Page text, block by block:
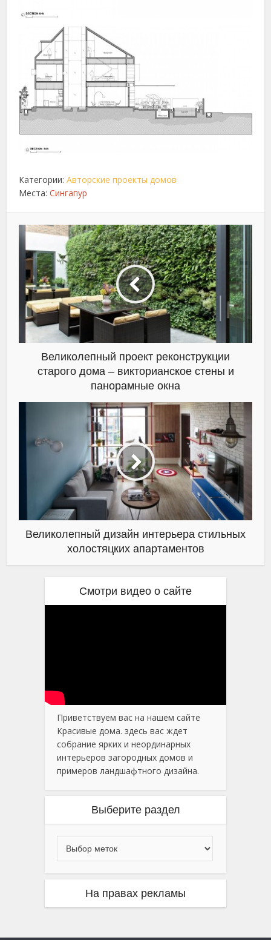
Категории:Авторские проекты домов
Места:Сингапур
Великолепный проект реконструкции
старого дома – викторианское стены и
панорамные окна
Великолепный дизайн интерьера стильных
холостяцких апартаментов
Смотри видео о сайте
Приветствуем вас на нашем сайте
Красивые дома. здесь вас ждет
собрание ярких и неординарных
интерьеров загородных домов и
примеров ландшафтного дизайна.
Выберите раздел
На правах рекламы